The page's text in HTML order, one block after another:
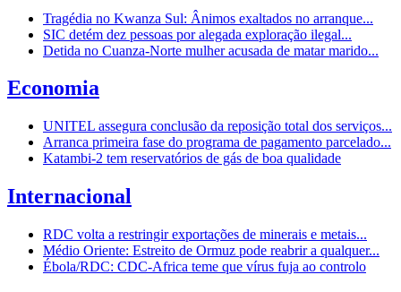
Tragédia no Kwanza Sul: Ânimos exaltados no arranque...
SIC detém dez pessoas por alegada exploração ilegal...
Detida no Cuanza-Norte mulher acusada de matar marido...
Economia
UNITEL assegura conclusão da reposição total dos serviços...
Arranca primeira fase do programa de pagamento parcelado...
Katambi-2 tem reservatórios de gás de boa qualidade
Internacional
RDC volta a restringir exportações de minerais e metais...
Médio Oriente: Estreito de Ormuz pode reabrir a qualquer...
Ébola/RDC: CDC-Africa teme que vírus fuja ao controlo